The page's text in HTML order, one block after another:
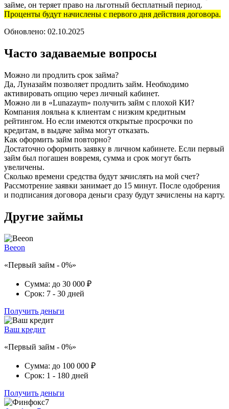
займе, он теряет право на льготный бесплатный период.
Проценты будут начислены с первого дня действия договора.
Обновлено: 02.10.2025
Часто задаваемые вопросы
Можно ли продлить срок займа?
Да, Луназайм позволяет продлить займ. Необходимо
активировать опцию через личный кабинет.
Можно ли в «Lunazaym» получить займ с плохой КИ?
Компания лояльна к клиентам с низким кредитным
рейтингом. Но если имеются открытые просрочки по
кредитам, в выдаче займа могут отказать.
Как оформить займ повторно?
Достаточно оформить заявку в личном кабинете. Если первый
займ был погашен вовремя, сумма и срок могут быть
увеличены.
Сколько времени средства будут зачислять на мой счет?
Рассмотрение заявки занимает до 15 минут. После одобрения
и подписания договора деньги сразу будут зачислены на карту.
Другие займы
Beeon
«Первый займ - 0%»
Сумма: до 30 000 ₽
Срок: 7 - 30 дней
Получить деньги
Ваш кредит
«Первый займ - 0%»
Сумма: до 100 000 ₽
Срок: 1 - 180 дней
Получить деньги